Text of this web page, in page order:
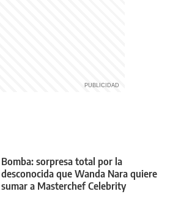
Bomba: sorpresa total por la
desconocida que Wanda Nara quiere
sumar a Masterchef Celebrity